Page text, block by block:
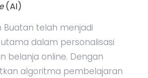
(AI)
Buatan telah menjadi
dalam personalisasi
belanja online. Dengan
algoritma pembelajaran